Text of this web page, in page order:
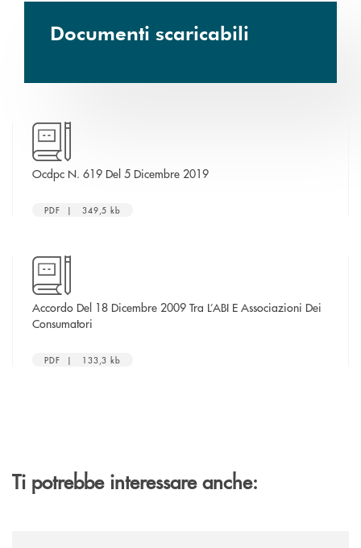
Documenti scaricabili
Ocdpc N. 619 Del 5 Dicembre 2019apre una nuova finestra
PDF | 349,5 kb
Accordo Del 18 Dicembre 2009 Tra L’ABI E Associazioni Dei
Consumatori
PDF | 133,3 kb
Ti potrebbe interessare anche: